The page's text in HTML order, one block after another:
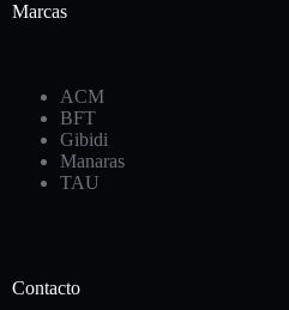
Marcas
ACM
BFT
Gibidi
Manaras
TAU
Contacto